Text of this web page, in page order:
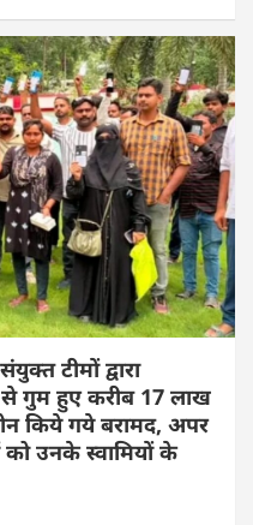
टीमों द्वारा
गुम हुए करीब 17 लाख
किये गये बरामद, अपर
को उनके स्वामियों के